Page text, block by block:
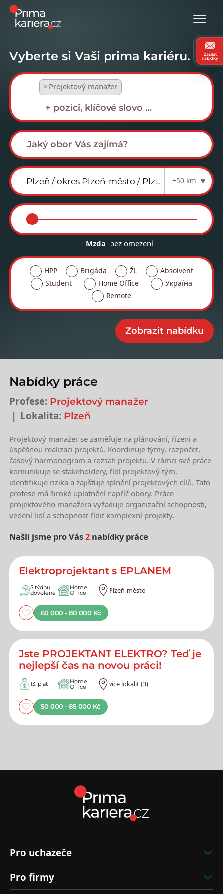
Vyberte si Vaši prima kariéru.
× Projektový manažer
+50 km
Mzda bez omezení
HPP Brigáda ŽL
Absolvent
Student
Home Office
Україна
Remote
Nabídky práce
Profese: Projektový manažer
Lokalita: Plzeň
Projektový manažer se zaměřuje na plánování, řízení a
úspěšnou realizaci projektů. Koordinuje týmy, rozpočet,
časový harmonogram a rozsah projektu. V rámci své práce
komunikuje se stakeholdery, řídí projektový tým,
identifikuje rizika a zajišťuje splnění projektových cílů. Tato
profese má široké uplatnění napříč obory. Práce
projektového manažera vyžaduje organizační schopnosti,
vedení lidí a schopnost řídit komplexní projekty.
Našli jsme pro Vás2 nabídky práce
Nejnovější nabídky práce
Elektroprojektant s EPLANEM
5 týdnů
dovolené
Home
Office Plzeň-město
60 000 - 80 000 Kč
Jste PROJEKTANT ELEKTRO? Teď je
nejlepší čas na novou práci!
13. plat Home
Office více lokalit (3)
50 000 - 85 000 Kč
Zasílat
nabídky
Pro uchazeče
Pro firmy